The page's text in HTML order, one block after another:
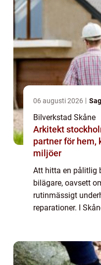
06 augusti 2026
Bilverkstad Skåne
Arkitekt stockholm så väljer du
partner för hem,
miljöer
Att hitta en pålitlig
bilägare, oavsett
rutinmässigt
reparationer. I